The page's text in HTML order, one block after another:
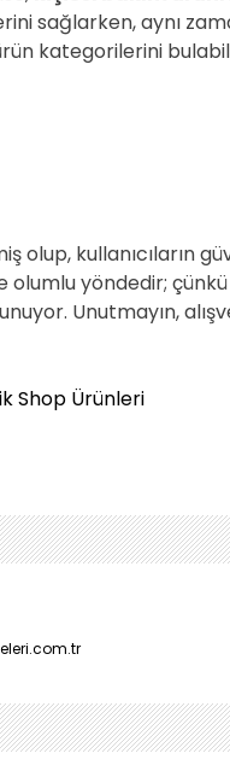
sağlarken, aynı
kategorilerini
olup, kullanıcıların
yöndedir;
Unutmayın,
Shop Ürünleri